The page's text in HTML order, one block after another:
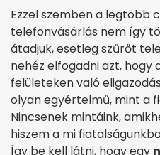
Ezzel szemben a legtöbb
telefonvásárlás nem így
átadjuk, esetleg szűrőt
nehéz elfogadni azt, hogy
felületeken való
olyan egyértelmű, mint a
Nincsenek mintáink,
hiszem a mi
Így be kell látni, hogy egy